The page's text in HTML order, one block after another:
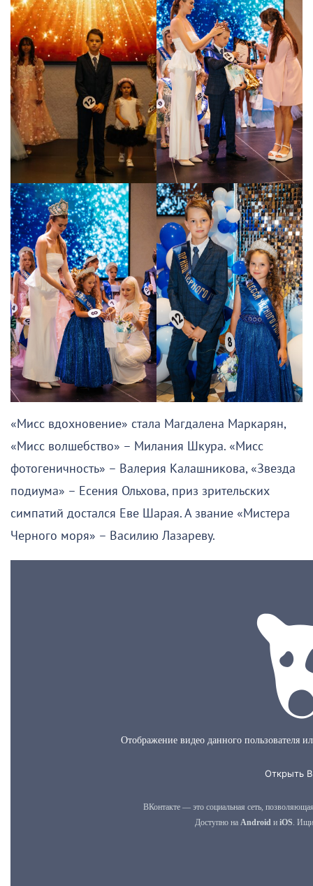
«Мисс вдохновение» стала Магдалена Маркарян,
«Мисс волшебство» – Милания Шкура. «Мисс
фотогеничность» – Валерия Калашникова, «Звезда
подиума» – Есения Ольхова, приз зрительских
симпатий достался Еве Шарая. А звание «Мистера
Черного моря» – Василию Лазареву.